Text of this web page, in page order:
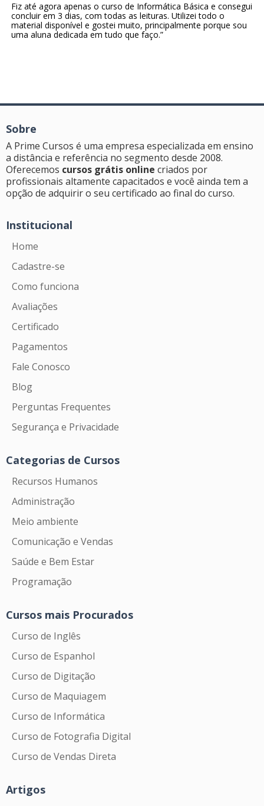
Fiz até agora apenas o curso de Informática Básica e consegui
concluir em 3 dias, com todas as leituras. Utilizei todo o
material disponível e gostei muito, principalmente porque sou
uma aluna dedicada em tudo que faço.”
Sobre
A Prime Cursos é uma empresa especializada em ensino
a distância e referência no segmento desde 2008.
Oferecemos cursos grátis online criados por
profissionais altamente capacitados e você ainda tem a
opção de adquirir o seu certificado ao final do curso.
Institucional
Home
Cadastre-se
Como funciona
Avaliações
Certificado
Pagamentos
Fale Conosco
Blog
Perguntas Frequentes
Segurança e Privacidade
Categorias de Cursos
Recursos Humanos
Administração
Meio ambiente
Comunicação e Vendas
Saúde e Bem Estar
Programação
Cursos mais Procurados
Curso de Inglês
Curso de Espanhol
Curso de Digitação
Curso de Maquiagem
Curso de Informática
Curso de Fotografia Digital
Curso de Vendas Direta
Artigos